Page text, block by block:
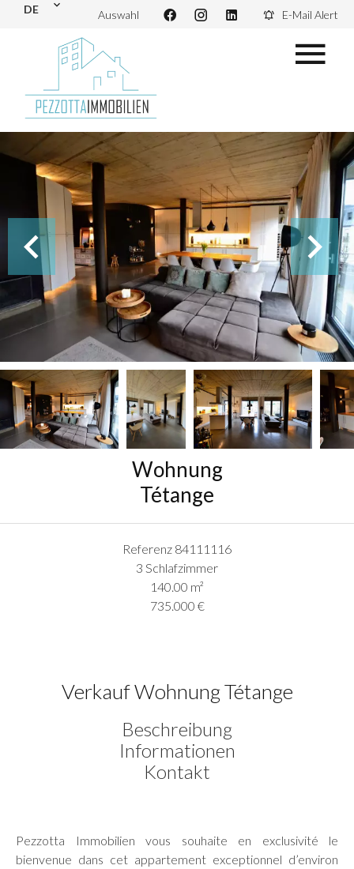
DE Auswahl E-Mail Alert
Wohnung
Tétange
Referenz 84111116
3 Schlafzimmer
140.00 m²
735.000 €
Verkauf Wohnung Tétange
Beschreibung
Informationen
Kontakt
Pezzotta Immobilien vous souhaite en exclusivité le
bienvenue dans cet appartement exceptionnel d’environ